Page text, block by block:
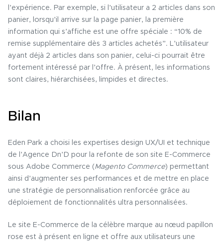
l’expérience. Par exemple, si l’utilisateur a 2 articles dans son
panier, lorsqu’il arrive sur la page panier, la première
information qui s’affiche est une offre spéciale : “10% de
remise supplémentaire dès 3 articles achetés”. L’utilisateur
ayant déjà 2 articles dans son panier, celui-ci pourrait être
fortement intéressé par l’offre. À présent, les informations
sont claires, hiérarchisées, limpides et directes.
Bilan
Eden Park a choisi les expertises design UX/UI et technique
de l’Agence Dn’D pour la refonte de son site E-Commerce
sous Adobe Commerce (Magento Commerce) permettant
ainsi d’augmenter ses performances et de mettre en place
une stratégie de personnalisation renforcée grâce au
déploiement de fonctionnalités ultra personnalisées.
Le site E-Commerce de la célèbre marque au nœud papillon
rose est à présent en ligne et offre aux utilisateurs une